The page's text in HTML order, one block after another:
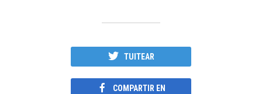
TUITEAR
COMPARTIR EN